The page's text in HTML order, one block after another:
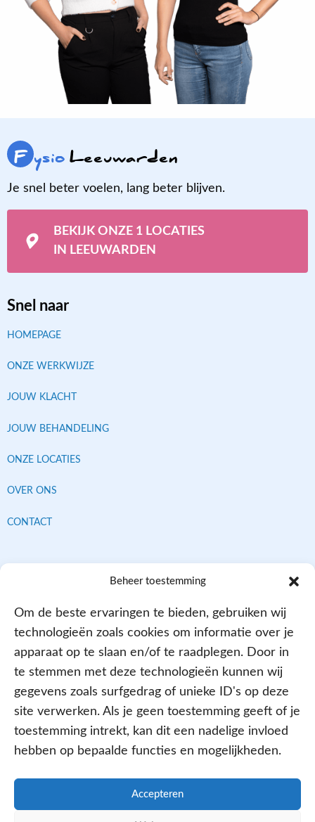
Beheer toestemming
Om de beste ervaringen te bieden, gebruiken wij
technologieën zoals cookies om informatie over je
apparaat op te slaan en/of te raadplegen. Door in
te stemmen met deze technologieën kunnen wij
gegevens zoals surfgedrag of unieke ID's op deze
site verwerken. Als je geen toestemming geeft of je
toestemming intrekt, kan dit een nadelige invloed
hebben op bepaalde functies en mogelijkheden.
Accepteren
F ysioLeeuwarden
Je snel beter voelen, lang beter blijven.
BEKIJK ONZE 1 LOCATIES
IN LEEUWARDEN
Snel naar
HOMEPAGE
ONZE WERKWIJZE
JOUW KLACHT
JOUW BEHANDELING
ONZE LOCATIES
OVER ONS
CONTACT
Contracten met alle verzekeraars
Aangesloten bij
PRIVACY- EN COOKIE POLICY